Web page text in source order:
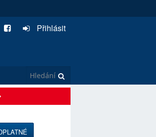
Přihlásit